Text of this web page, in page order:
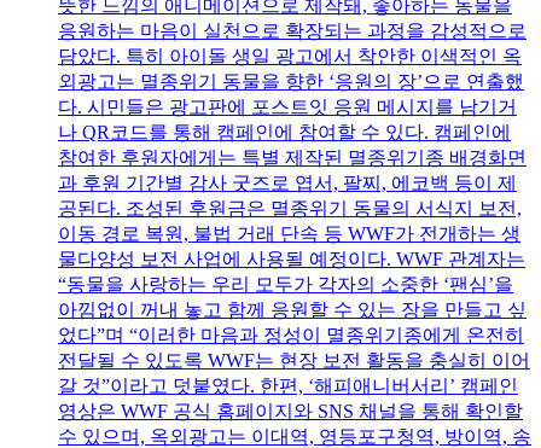
뜻한 느낌의 애니메이션으로 제작돼, 좋아하는 동물을
응원하는 마음이 실천으로 확장되는 과정을 감성적으로
담았다. 특히 아이돌 생일 광고에서 착안한 이색적인 옥
외광고는 멸종위기 동물을 향한 ‘응원의 장’으로 연출했
다. 시민들은 광고판에 포스트잇 응원 메시지를 남기거
나 QR코드를 통해 캠페인에 참여할 수 있다. 캠페인에
참여한 후원자에게는 특별 제작된 멸종위기종 배경화면
과 후원 기간별 감사 굿즈로 엽서, 팔찌, 에코백 등이 제
공된다. 조성된 후원금은 멸종위기 동물의 서식지 보전,
이동 경로 복원, 불법 거래 단속 등 WWF가 전개하는 생
물다양성 보전 사업에 사용될 예정이다. WWF 관계자는
“동물을 사랑하는 우리 모두가 각자의 소중한 ‘팬심’을
아낌없이 꺼내 놓고 함께 응원할 수 있는 장을 만들고 싶
었다”며 “이러한 마음과 정성이 멸종위기종에게 온전히
전달될 수 있도록 WWF는 현장 보전 활동을 충실히 이어
갈 것”이라고 덧붙였다. 한편, ‘해피애니버서리’ 캠페인
영상은 WWF 공식 홈페이지와 SNS 채널을 통해 확인할
수 있으며, 옥외광고는 이대역, 영등포구청역, 방이역, 송